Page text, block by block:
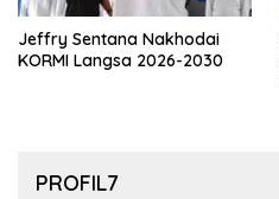
Jeffry Sentana Nakhodai
KORMI Langsa 2026-2030
PROFIL7